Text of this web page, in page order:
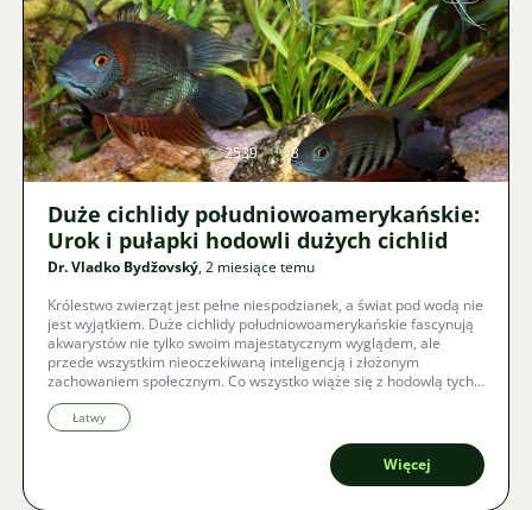
Zdjęcie
2539 8
Duże cichlidy południowoamerykańskie:
Urok i pułapki hodowli dużych cichlid
Dr. Vladko Bydžovský, 2 miesiące temu
Królestwo zwierząt jest pełne niespodzianek, a świat pod wodą nie
jest wyjątkiem. Duże cichlidy południowoamerykańskie fascynują
akwarystów nie tylko swoim majestatycznym wyglądem, ale
przede wszystkim nieoczekiwaną inteligencją i złożonym
zachowaniem społecznym. Co wszystko wiąże się z hodowlą tych
osobowości świata ryb, jak urządzić im kawałek dziczy w salonie i
dlaczego lepiej unikać obawianych hřebenáčů?
Łatwy
Więcej